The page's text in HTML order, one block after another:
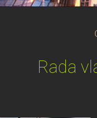
Rada